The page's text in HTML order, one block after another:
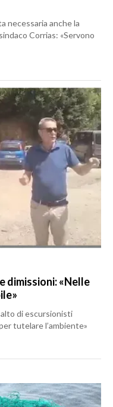
necessaria anche la
Corrias: «Servono
dimissioni: «Nelle
di escursionisti
tutelare l’ambiente»